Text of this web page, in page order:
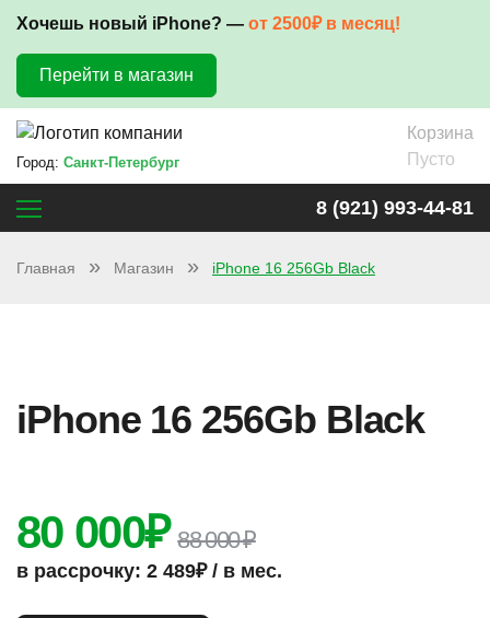
Хочешь новый iPhone? — от 2500₽ в месяц!
Перейти в магазин
Город: Санкт-Петербург
Корзина
Пусто
8 (921) 993-44-81
Главная Магазин iPhone 16 256Gb Black
iPhone 16 256Gb Black
80 000₽ 88 000 ₽
в рассрочку: 2 489₽ / в мес.